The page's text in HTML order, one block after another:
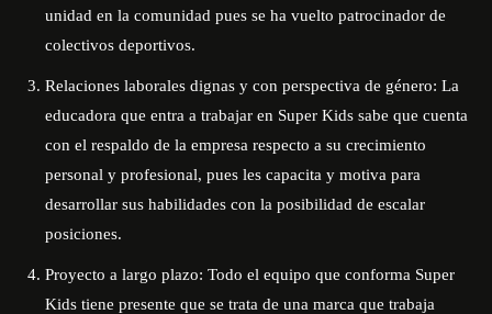
unidad en la comunidad pues se ha vuelto patrocinador de
colectivos deportivos.
Relaciones laborales dignas y con perspectiva de género: La
educadora que entra a trabajar en Super Kids sabe que cuenta
con el respaldo de la empresa respecto a su crecimiento
personal y profesional, pues les capacita y motiva para
desarrollar sus habilidades con la posibilidad de escalar
posiciones.
Proyecto a largo plazo: Todo el equipo que conforma Super
Kids tiene presente que se trata de una marca que trabaja